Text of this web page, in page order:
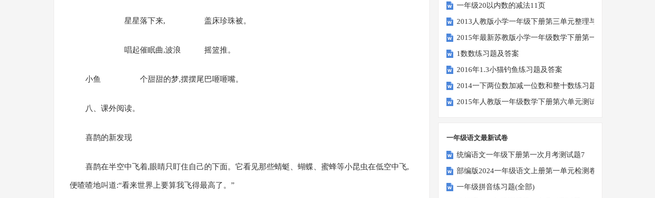
星星落下来, 盖床珍珠被。
唱起催眠曲,波浪 摇篮推。
小鱼 个甜甜的梦,摆摆尾巴咂咂嘴。
八、课外阅读。
喜鹊的新发现
喜鹊在半空中飞着,眼睛只盯住自己的下面。它看见那些蜻蜓、蝴蝶、蜜蜂等小昆虫在低空中飞,
便喳喳地叫道:“看来世界上要算我飞得最高了。”
一年级20以内数的减法11页
2013人教版小学一年级下册第三单元整理与复习（一）练习题
2015年最新苏教版小学一年级数学下册第一次月考试卷
1数数练习题及答案
2016年1.3小猫钓鱼练习题及答案
2014一下两位数加减一位数和整十数练习题四
2015年人教版一年级数学下册第六单元测试题
一年级语文最新试卷
统编语文一年级下册第一次月考测试题7
部编版2024一年级语文上册第一单元检测卷
一年级拼音练习题(全部)